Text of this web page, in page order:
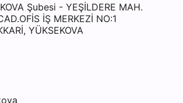
Şubesi - YEŞİLDERE MAH.
İŞ MERKEZİ NO:1
YÜKSEKOVA